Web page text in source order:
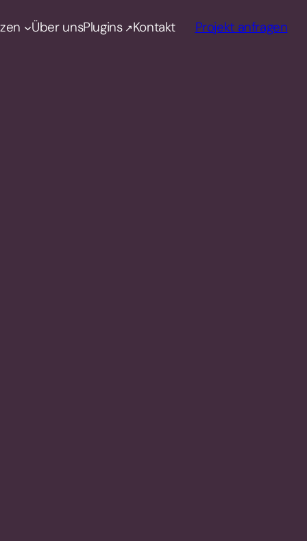
Über unsPlugins Kontakt Projekt anfragen